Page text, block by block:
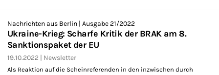
Nachrichten aus Berlin | Ausgabe 21/2022
Ukraine-Krieg: Scharfe Kritik der BRAK am 8.
Sanktionspaket der EU
19.10.2022 Newsletter
Als Reaktion auf die Scheinreferenden in den inzwischen durch